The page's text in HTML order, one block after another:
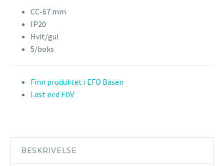
CC-67 mm
IP20
Hvit/gul
5/boks
Finn produktet i EFO Basen
Last ned FDV
BESKRIVELSE